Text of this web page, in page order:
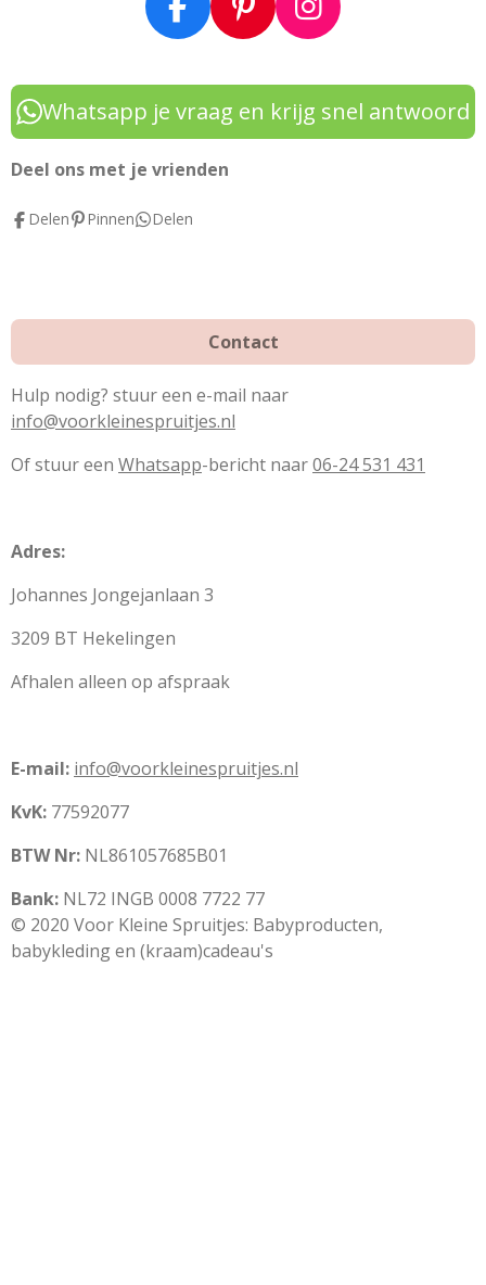
F
a
c
e
b
o
k
P
i
n
t
e
I
n
s
t
a
Whatsapp je vraag en krijg snel antwoord
Deel ons met je vrienden
Delen Pinnen Delen
Contact
Hulp nodig? stuur een e-mail naar
info@voorkleinespruitjes.nl
Of stuur een Whatsapp-bericht naar06-24 531 431
Adres:
Johannes Jongejanlaan 3
3209 BT Hekelingen
Afhalen alleen op afspraak
E-mail: info@voorkleinespruitjes.nl
KvK: 77592077
BTW Nr: NL861057685B01
Bank: NL72 INGB 0008 7722 77
© 2020 Voor Kleine Spruitjes: Babyproducten,
babykleding en (kraam)cadeau's